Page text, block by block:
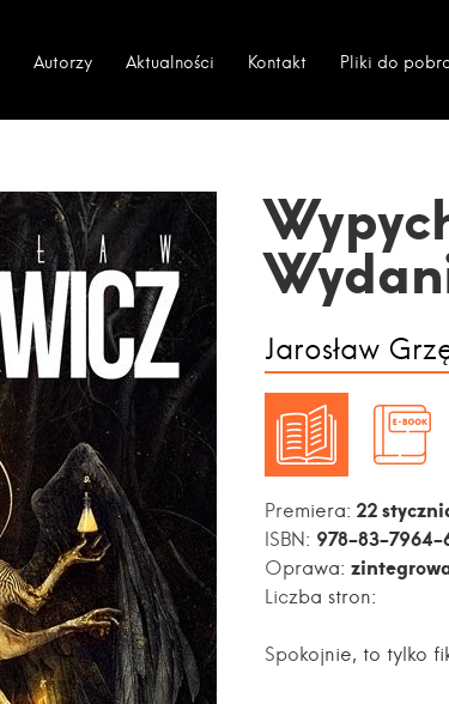
Autorzy Aktualności Kontakt Pliki do
Jarosław
Premiera: 22
ISBN: 978-83-7964-
Oprawa:
Liczba stron:
Spokojnie, to tylko